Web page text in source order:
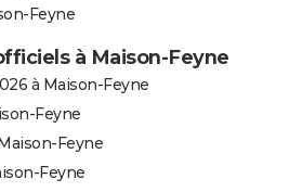
Feyne
à Maison-Feyne
à Maison-Feyne
Feyne
Feyne
Feyne